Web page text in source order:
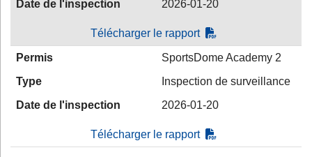
Date de l'inspection
2026-01-20
Télécharger le rapport
Permis
SportsDome Academy 2
Type
Inspection de surveillance
Date de l'inspection
2026-01-20
Télécharger le rapport